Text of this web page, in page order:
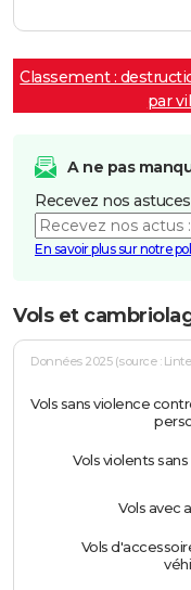
Classement :
par
A ne pas
Recevez nos
En savoir plus sur notre
Vols et
Données 2025 (source :
Vols sans violence
Vols violents
Vols avec
Vols